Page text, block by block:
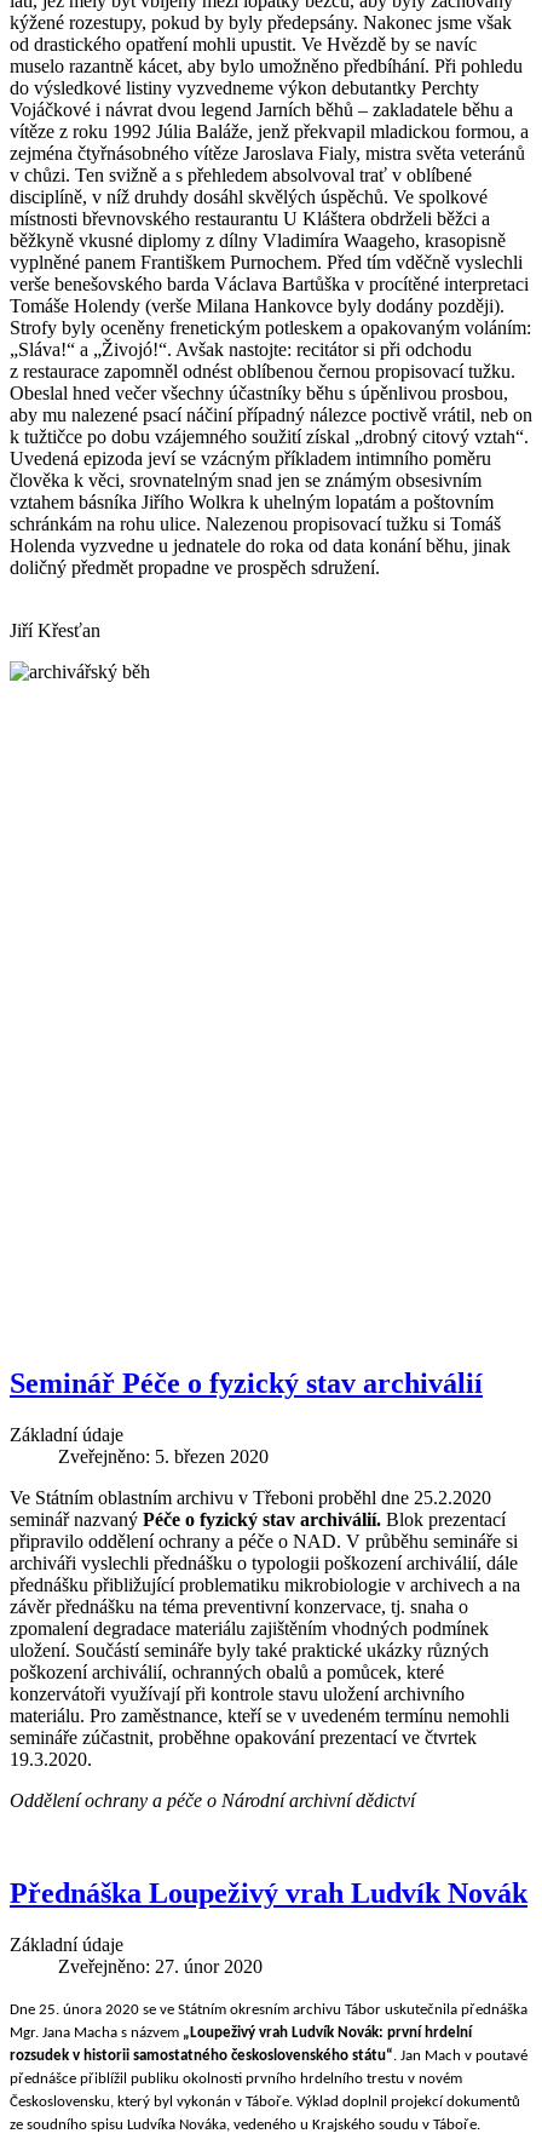
kýžené rozestupy, pokud by byly předepsány. Nakonec jsme však
od drastického opatření mohli upustit. Ve Hvězdě by se navíc
muselo razantně kácet, aby bylo umožněno předbíhání. Při pohledu
do výsledkové listiny vyzvedneme výkon debutantky Perchty
Vojáčkové i návrat dvou legend Jarních běhů – zakladatele běhu a
vítěze z roku 1992 Júlia Baláže, jenž překvapil mladickou formou, a
zejména čtyřnásobného vítěze Jaroslava Fialy, mistra světa veteránů
v chůzi. Ten svižně a s přehledem absolvoval trať v oblíbené
disciplíně, v níž druhdy dosáhl skvělých úspěchů. Ve spolkové
místnosti břevnovského restaurantu U Kláštera obdrželi běžci a
běžkyně vkusné diplomy z dílny Vladimíra Waageho, krasopisně
vyplněné panem Františkem Purnochem. Před tím vděčně vyslechli
verše benešovského barda Václava Bartůška v procítěné interpretaci
Tomáše Holendy (verše Milana Hankovce byly dodány později).
Strofy byly oceněny frenetickým potleskem a opakovaným voláním:
„Sláva!“ a „Živojó!“. Avšak nastojte: recitátor si při odchodu
z restaurace zapomněl odnést oblíbenou černou propisovací tužku.
Obeslal hned večer všechny účastníky běhu s úpěnlivou prosbou,
aby mu nalezené psací náčiní případný nálezce poctivě vrátil, neb on
k tužtičce po dobu vzájemného soužití získal „drobný citový vztah“.
Uvedená epizoda jeví se vzácným příkladem intimního poměru
člověka k věci, srovnatelným snad jen se známým obsesivním
vztahem básníka Jiřího Wolkra k uhelným lopatám a poštovním
schránkám na rohu ulice. Nalezenou propisovací tužku si Tomáš
Holenda vyzvedne u jednatele do roka od data konání běhu, jinak
doličný předmět propadne ve prospěch sdružení.
Jiří Křesťan
Seminář Péče o fyzický stav archiválií
Základní údaje
Zveřejněno: 5. březen 2020
Ve Státním oblastním archivu v Třeboni proběhl dne 25.2.2020
seminář nazvaný Péče o fyzický stav archiválií. Blok prezentací
připravilo oddělení ochrany a péče o NAD. V průběhu semináře si
archiváři vyslechli přednášku o typologii poškození archiválií, dále
přednášku přibližující problematiku mikrobiologie v archivech a na
závěr přednášku na téma preventivní konzervace, tj. snaha o
zpomalení degradace materiálu zajištěním vhodných podmínek
uložení. Součástí semináře byly také praktické ukázky různých
poškození archiválií, ochranných obalů a pomůcek, které
konzervátoři využívají při kontrole stavu uložení archivního
materiálu. Pro zaměstnance, kteří se v uvedeném termínu nemohli
semináře zúčastnit, proběhne opakování prezentací ve čtvrtek
19.3.2020.
Oddělení ochrany a péče o Národní archivní dědictví
Přednáška Loupeživý vrah Ludvík Novák
Základní údaje
Zveřejněno: 27. únor 2020
Dne 25. února 2020 se ve Státním okresním archivu Tábor uskutečnila přednáška
Mgr. Jana Macha s názvem „Loupeživý vrah Ludvík Novák: první hrdelní
rozsudek v historii samostatného československého státu“. Jan Mach v poutavé
přednášce přiblížil publiku okolnosti prvního hrdelního trestu v novém
Československu, který byl vykonán v Táboře. Výklad doplnil projekcí dokumentů
ze soudního spisu Ludvíka Nováka, vedeného u Krajského soudu v Táboře.